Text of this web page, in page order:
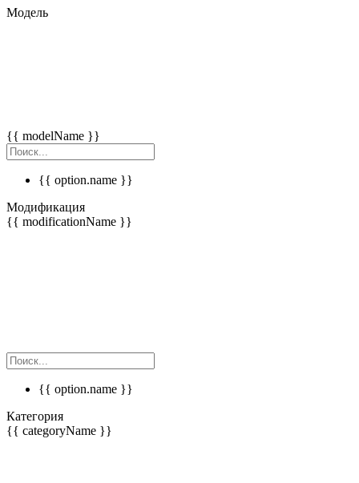
Модель
{{ modelName }}
{{ option.name }}
Модификация
{{ modificationName }}
{{ option.name }}
Категория
{{ categoryName }}